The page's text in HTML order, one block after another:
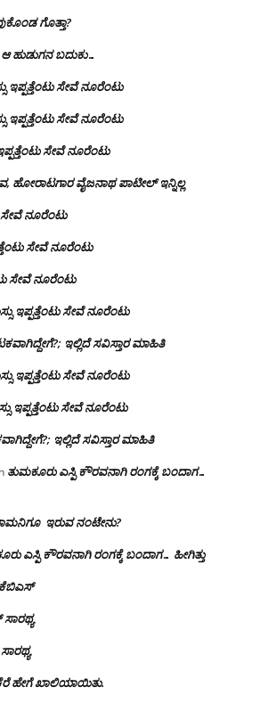
ಗೊತ್ತಾ?
ಹುಡುಗನ ಬದುಕು…
ಇಪ್ಪತ್ತೆಂಟು ಸೇವೆ ನೂರೆಂಟು
ಇಪ್ಪತ್ತೆಂಟು ಸೇವೆ ನೂರೆಂಟು
ಸೇವೆ ನೂರೆಂಟು
ಹೋರಾಟಗಾರ ವೈಜನಾಥ ಪಾಟೀಲ್ ಇನ್ನಿಲ್ಲ
ಸೇವೆ ನೂರೆಂಟು
ಸೇವೆ ನೂರೆಂಟು
ಸೇವೆ ನೂರೆಂಟು
ಇಪ್ಪತ್ತೆಂಟು ಸೇವೆ ನೂರೆಂಟು
ಇಲ್ಲಿದೆ ಸವಿಸ್ತಾರ ಮಾಹಿತಿ
ಇಪ್ಪತ್ತೆಂಟು ಸೇವೆ ನೂರೆಂಟು
ಇಪ್ಪತ್ತೆಂಟು ಸೇವೆ ನೂರೆಂಟು
ಇಲ್ಲಿದೆ ಸವಿಸ್ತಾರ ಮಾಹಿತಿ
ತುಮಕೂರು ಎಸ್ಪಿ ಕೌರವನಾಗಿ ರಂಗಕ್ಕೆ ಬಂದಾಗ…
ಇರುವ ನಂಟೇನು?
ಎಸ್ಪಿ ಕೌರವನಾಗಿ ರಂಗಕ್ಕೆ ಬಂದಾಗ… ಹೀಗಿತ್ತು
ಕೆಬಿಎಸ್
ಹೇಗೆ ಖಾಲಿಯಾಯಿತು.